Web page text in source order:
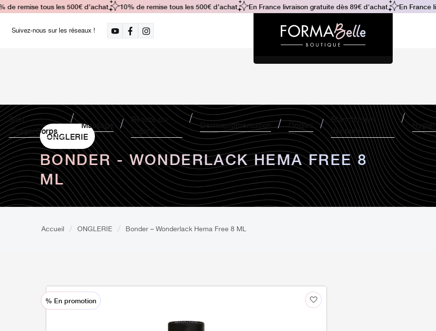
Suivez-nous sur les réseaux !
Soin
Visage/Corps
Massage
Beauté du
regard
Dermopigmentation Ongles
Blanchiment
dentaire
remise tous les 500€ d’achat 10% de remise tous les 500€ d’achat En France livraison gratuite dès 89€ d'achat En France
ONGLERIE
BONDER - WONDERLACK HEMA FREE 8
ML
Accueil ONGLERIE Bonder – Wonderlack Hema Free 8 ML
% En promotion